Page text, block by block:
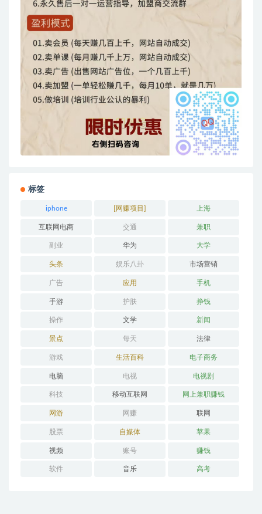
标签
iphone [网赚项目] 上海
互联网电商 交通 兼职
副业 华为 大学
头条 娱乐八卦 市场营销
广告 应用 手机
手游 护肤 挣钱
操作 文学 新闻
景点 每天 法律
游戏 生活百科 电子商务
电脑 电视 电视剧
科技 移动互联网 网上兼职赚钱
网游 网赚 联网
股票 自媒体 苹果
视频 账号 赚钱
软件 音乐 高考